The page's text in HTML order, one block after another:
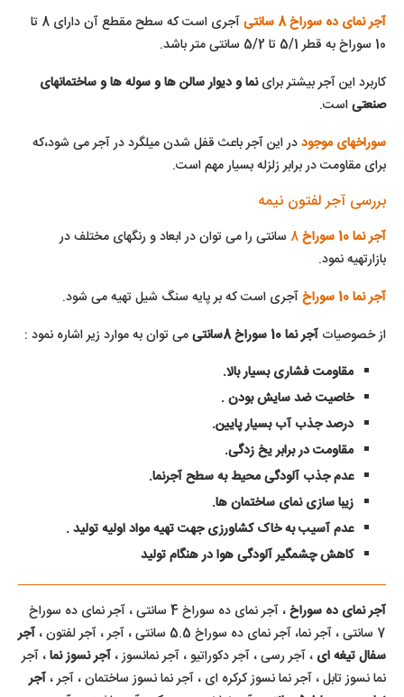
آجر نمای ده سوراخ 8 سانتی
آجری است که سطح مقطع آن دارای 8 تا
10 سوراخ به قطر 5/1 تا 5/2 سانتی متر باشد.
کاربرد این آجر بیشتر براینما و دیوار سالن ها و سوله ها و ساختمانهای
صنعتیاست.
سوراخهای موجوددر این آجر باعث قفل شدن میلگرد در آجر می شود،که
برای مقاومت در برابر زلزله بسیار مهم است.
بررسی آجر لفتون نیمه
آجر نما 10 سوراخ
سانتی را می توان در ابعاد و رنگهای مختلف در
بازارتهیه نمود.
آجر نما 10 سوراخ
آجری است که بر پایه سنگ شیل تهیه می شود.
از خصوصیات آجر نما 10 سوراخ 8سانتی
می توان به موارد زیر اشاره نمود :
مقاومت فشاری بسیار بالا.
خاصیت ضد سایش بودن .
درصد جذب آب بسیار پایین.
مقاومت در برابر یخ زدگی.
عدم جذب آلودگی محیط به سطح آجرنما.
زیبا سازی نمای ساختمان ها.
عدم آسیب به خاک کشاورزی جهت تهیه مواد اولیه تولید .
کاهش چشمگیر آلودگی هوا در هنگام تولید
آجر نمای ده سوراخ
، آجر نمای ده سوراخ 4 سانتی ، آجر نمای ده سوراخ
7 سانتی ، آجر نما، آجر نمای ده سوراخ 5.5 سانتی ، آجر ، آجر لفتون ،
آجر
سفال تیغه ای ، آجر رسی ، آجر دکوراتیو ، آجر نمانسوز ، آجر نسوز نما، آجر
نما نسوز تابل ، آجر نما نسوز کرکره ای ، آجر نما نسوز ساختمان ، آجر ، آجر